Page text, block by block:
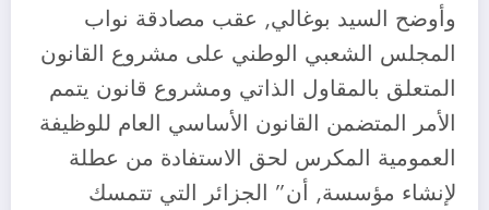
وأوضح السيد بوغالي, عقب مصادقة نواب
المجلس الشعبي الوطني على مشروع القانون
المتعلق بالمقاول الذاتي ومشروع قانون يتمم
الأمر المتضمن القانون الأساسي العام للوظيفة
العمومية المكرس لحق الاستفادة من عطلة
لإنشاء مؤسسة, أن” الجزائر التي تتمسك